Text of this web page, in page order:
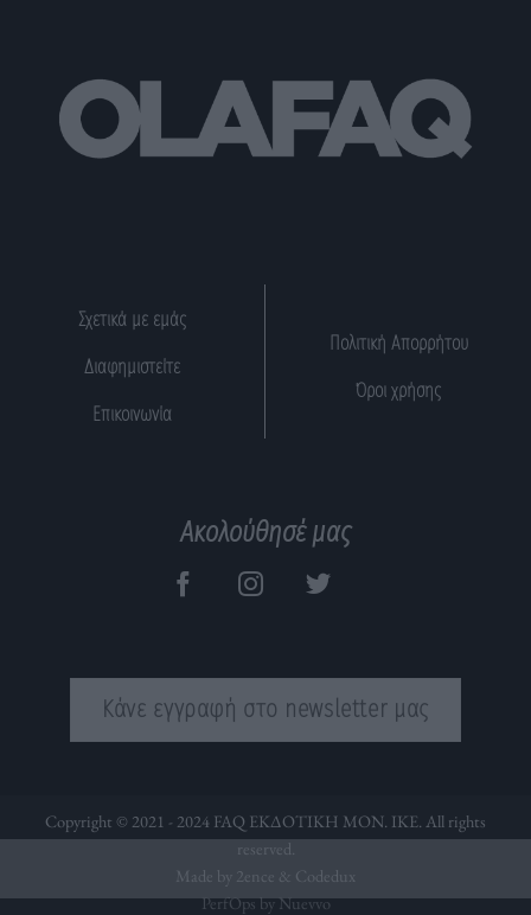
Σχετικά με εμάς
Διαφημιστείτε
Επικοινωνία
Πολιτική Απορρήτου
Όροι χρήσης
Ακολούθησέ μας
Κάνε εγγραφή στο newsletter μας
Copyright © 2021 - 2024 FAQ ΕΚΔΟΤΙΚΗ ΜΟΝ. ΙΚΕ. All rights
reserved.
Made by 2ence & Codedux
PerfOps by Nuevvo